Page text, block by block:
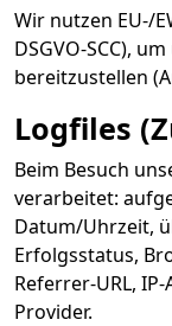
Wir nutzen EU-/
DSGVO-SCC),
bereitzustellen
Logfiles
Beim Besuch
verarbeitet:
Datum/Uhrzeit,
Erfolgsstatus,
Referrer-URL,
Provider.